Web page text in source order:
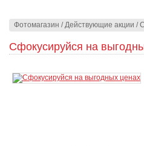
Фотомагазин /Действующие акции /
Сфокусируйся на